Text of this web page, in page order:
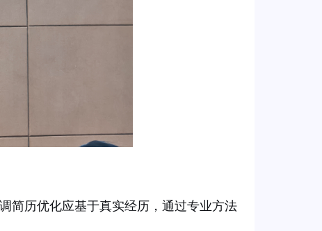
简历优化应基于真实经历，通过专业方法